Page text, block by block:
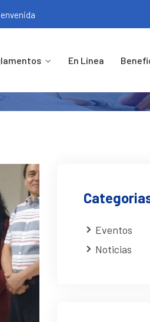
En Línea
PERIODO DEL 2019-2022
Eventos
Noticias